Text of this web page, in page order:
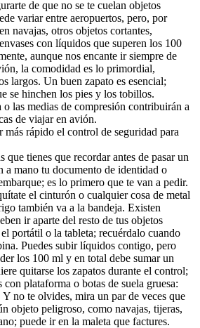
de que no se te cuelan objetos
variar entre aeropuertos, pero, por
navajas, otros objetos cortantes,
con líquidos que superen los 100
aunque nos encante ir siempre de
la comodidad es lo primordial,
largos. Un buen zapato es esencial;
se hinchen los pies y los tobillos.
las medias de compresión contribuirán a
de viajar en avión.
más rápido el control de seguridad para
que tienes que recordar antes de pasar un
a mano tu documento de identidad o
es lo primero que te van a pedir.
el cinturón o cualquier cosa de metal
también va a la bandeja. Existen
ir aparte del resto de tus objetos
portátil o la tableta; recuérdalo cuando
Puedes subir líquidos contigo, pero
los 100 ml y en total debe sumar un
quitarse los zapatos durante el control;
con plataforma o botas de suela gruesa:
no te olvides, mira un par de veces que
objeto peligroso, como navajas, tijeras,
puede ir en la maleta que factures.